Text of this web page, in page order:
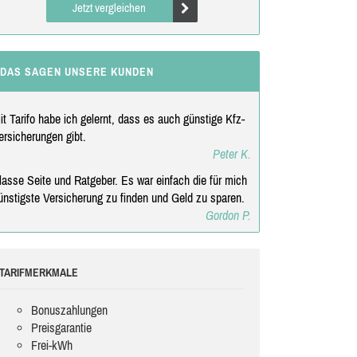
Jetzt vergleichen
DAS SAGEN UNSERE KUNDEN
Tarifo habe ich gelernt, dass es auch günstige Kfz-
gibt.
Peter K.
Seite und Ratgeber. Es war einfach die für mich
Versicherung zu finden und Geld zu sparen.
Gordon P.
TARIFMERKMALE
Bonuszahlungen
Preisgarantie
Frei-kWh